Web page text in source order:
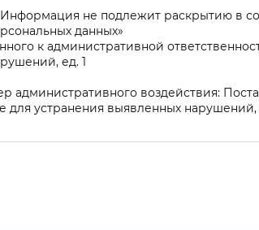
не подлежит раскрытию в
данных»
к административной
ед. 1
воздействия:
устранения выявленных нарушений,